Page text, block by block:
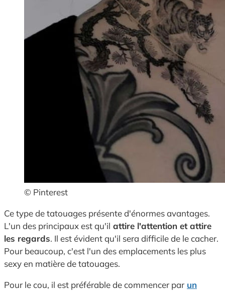
© Pinterest
Ce type de tatouages présente d'énormes avantages.
L'un des principaux est qu'il attire l'attention et attire
les regards. Il est évident qu'il sera difficile de le cacher.
Pour beaucoup, c'est l'un des emplacements les plus
sexy en matière de tatouages.
Pour le cou, il est préférable de commencer par un